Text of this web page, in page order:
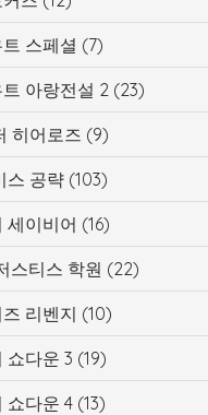
스페셜 (7)
아랑전설 2 (23)
히어로즈 (9)
스 공략 (103)
세이비어 (16)
스티스 학원 (22)
리벤지 (10)
쇼다운 3 (19)
쇼다운 4 (13)